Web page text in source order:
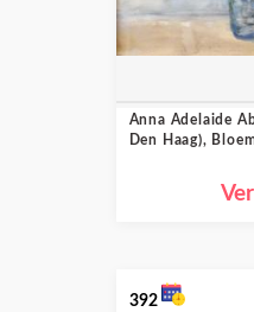
Anna Adelaide
Den Haag),
392